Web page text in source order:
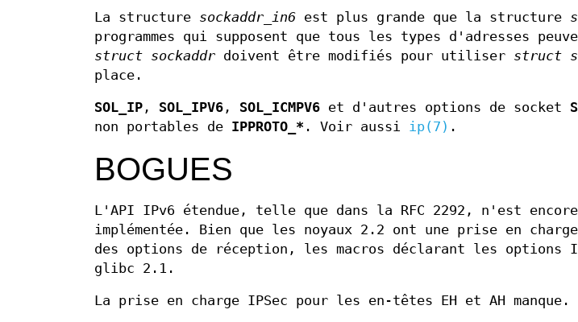
La structure sockaddr_in6 est plus grande que la structure
programmes qui supposent que tous les types d'adresses
struct sockaddr doivent être modifiés pour utiliser struct
place.
SOL_IP , SOL_IPV6 , SOL_ICMPV6 et d'autres options de socket
non portables de IPPROTO_* . Voir aussi ip(7) .
BOGUES
L'API IPv6 étendue, telle que dans la RFC 2292, n'est
implémentée. Bien que les noyaux 2.2 ont une prise en
des options de réception, les macros déclarant les options
glibc 2.1.
La prise en charge IPSec pour les en-têtes EH et AH manque.